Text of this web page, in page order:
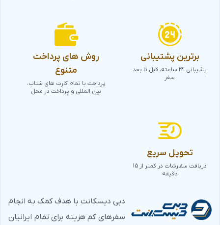
برترین پشتیبانی
پشیبانی 24 ساعته، قبل تا بعد
سفر
روش های پرداخت
متنوع
پرداخت با تمام کارت های شتاب،
بین المللی و پرداخت در محل
تحویل سریع
دریافت سفارشات در کمتر از 15
دقیقه
دبی دیسکانت با هدف کمک به انجام
سفرهای کم هزینه برای تمام ایرانیان